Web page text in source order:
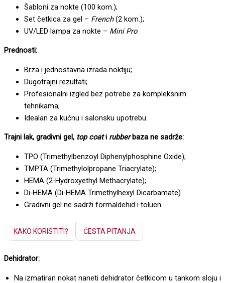
Šabloni za nokte (100 kom.);
Set četkica za gel – French(2 kom.);
UV/LED lampa za nokte – Mini Pro.
Prednosti:
Brza i jednostavna izrada noktiju;
Dugotrajni rezultati;
Profesionalni izgled bez potrebe za kompleksnim
tehnikama;
Idealan za kućnu i salonsku upotrebu.
Trajni lak, gradivni gel, top coati rubberbaza ne sadrže:
TPO (Trimethylbenzoyl Diphenylphosphine Oxide);
TMPTA (Trimethylolpropane Triacrylate);
HEMA (2-Hydroxyethyl Methacrylate);
Di-HEMA (Di-HEMA Trimethylhexyl Dicarbamate)
Gradivni gel ne sadrži formaldehid i toluen.
KAKO KORISTITI? ČESTA PITANJA
Dehidrator:
Na izmatiran nokat naneti dehidrator četkicom u tankom sloju i